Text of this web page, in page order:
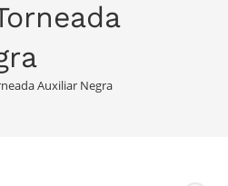
Auxiliar Negra